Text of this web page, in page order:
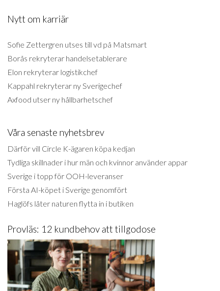
Nytt om karriär
Sofie Zettergren utses till vd på Matsmart
Borås rekryterar handelsetablerare
Elon rekryterar logistikchef
Kappahl rekryterar ny Sverigechef
Axfood utser ny hållbarhetschef
Våra senaste nyhetsbrev
Därför vill Circle K-ägaren köpa kedjan
Tydliga skillnader i hur män och kvinnor använder appar
Sverige i topp för OOH-leveranser
Första AI-köpet i Sverige genomfört
Haglöfs låter naturen flytta in i butiken
Provläs: 12 kundbehov att tillgodose